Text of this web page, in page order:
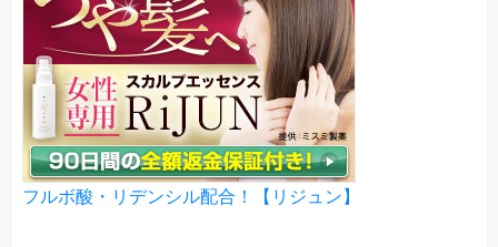
フルボ酸・リデンシル配合！【リジュン】